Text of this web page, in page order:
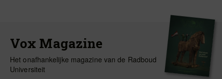
Vox Magazine
Het onafhankelijke magazine van de Radboud
Universiteit